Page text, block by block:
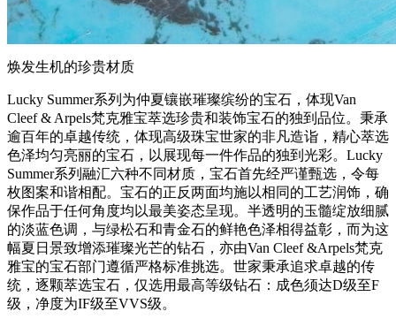
焕发生机的珍贵材质
Lucky Summer系列为仲夏镶嵌璀璨缤纷的宝石，体现Van
Cleef & Arpels梵克雅宝萃选珍贵和装饰宝石的独到品位。秉承
逾百年的卓越传统，体现高级珠宝世家的非凡造诣，精心萃选
色泽均匀亮丽的宝石，以展现每一件作品的独到光彩。Lucky
Summer系列融汇六种不同材质，宝石首先经严谨甄选，令每
枚图案和谐相配。宝石的正反两面均施以相同的工艺润饰，确
保作品于任何角度均以最美姿态呈现。半透明的玉髓绽放细腻
的淡蓝色调，与绿松石和青金石的鲜艳色泽相得益彰，而为这
幅夏日景致增添璀璨光芒的钻石，亦由Van Cleef &Arpels梵克
雅宝的宝石部门遵循严格标准挑选。世家秉承追求卓越的传
统，逐颗萃选宝石，仅选用最高等级钻石：成色须达D级至F
级，净度为IF级至VVS级。